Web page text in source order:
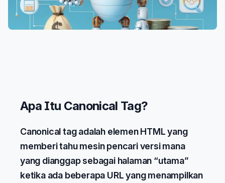
Apa Itu Canonical Tag?
Canonical tag adalah elemen HTML yang
memberi tahu mesin pencari versi mana
yang dianggap sebagai halaman “utama”
ketika ada beberapa URL yang menampilkan